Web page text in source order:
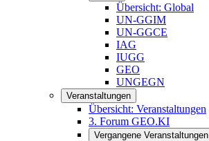
Übersicht: Global
UN-GGIM
UN-GGCE
IAG
IUGG
GEO
UNGEGN
Veranstaltungen
Übersicht: Veranstaltungen
3. Forum GEO.KI
Vergangene Veranstaltungen